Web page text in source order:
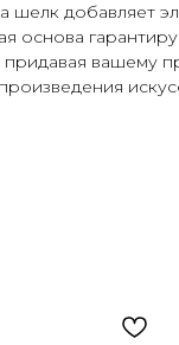
добавляет
основа